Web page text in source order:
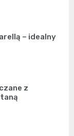
– idealny
z